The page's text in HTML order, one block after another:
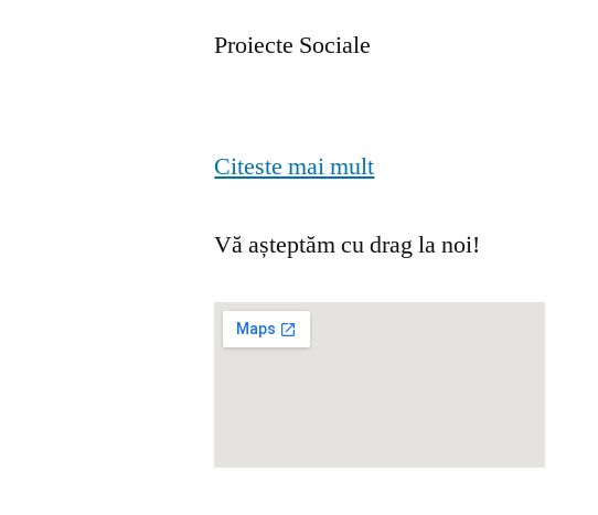
Proiecte Sociale
Citeste mai mult
Vă așteptăm cu drag la noi!